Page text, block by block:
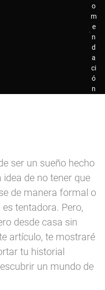
o
m
e
n
d
a
ci
ó
n
ser un sueño hecho
de no tener que
de manera formal o
tentadora. Pero,
desde casa sin
artículo, te mostraré
tu historial
un mundo de